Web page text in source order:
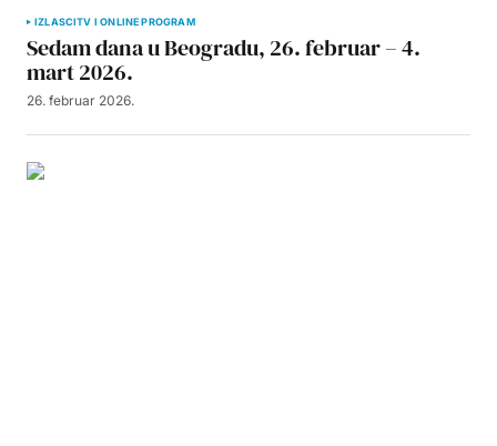
IZLASCITV I ONLINE PROGRAM
Sedam dana u Beogradu, 26. februar – 4.
mart 2026.
26. februar 2026.